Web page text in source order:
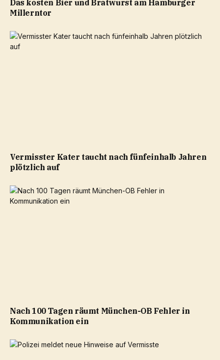
Das kosten Bier und Bratwurst am Hamburger
Millerntor
Vermisster Kater taucht nach fünfeinhalb Jahren
plötzlich auf
Nach 100 Tagen räumt München-OB Fehler in
Kommunikation ein